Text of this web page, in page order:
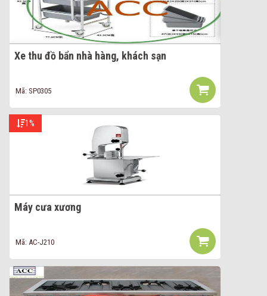
Xe thu đồ bẩn nhà hàng, khách sạn
Mã: SP0305
1%
Máy cưa xương
Mã: AC-J210